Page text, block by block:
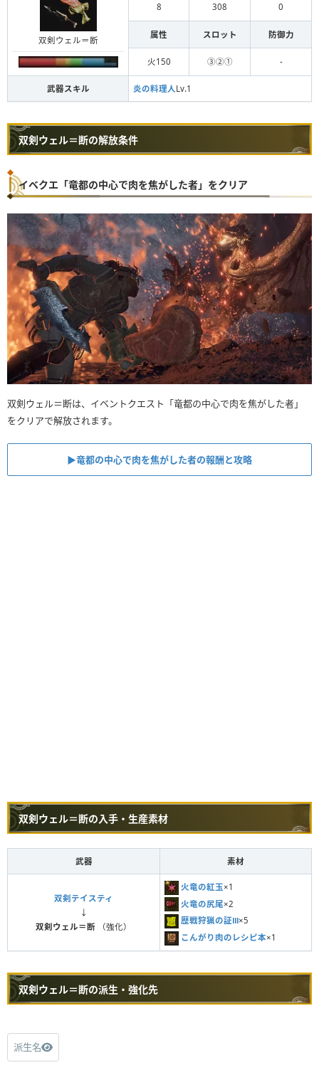
双剣ウェル＝断
8 308 0
属性 スロット 防御力
火150 ③②① -
武器スキル 炎の料理人 Lv.1
双剣ウェル＝断の解放条件
イベクエ「竜都の中心で肉を焦がした者」をクリア
双剣ウェル＝断は、イベントクエスト「竜都の中心で肉を焦がした者」
をクリアで解放されます。
▶︎竜都の中心で肉を焦がした者の報酬と攻略
双剣ウェル＝断の入手・生産素材
武器 素材
双剣テイスティ
↓
双剣ウェル＝断 （強化）
火竜の紅玉×1
火竜の尻尾×2
歴戦狩猟の証Ⅲ×5
こんがり肉のレシピ本×1
双剣ウェル＝断の派生・強化先
派生名